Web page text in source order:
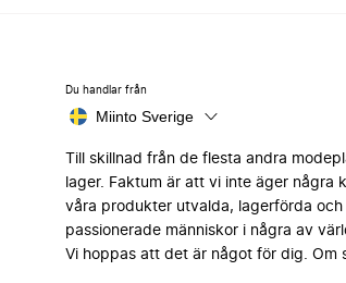
Du handlar från
Miinto Sverige
Till skillnad från de flesta andra
lager. Faktum är att vi inte äger några
våra produkter utvalda, lagerförda
passionerade människor i några av
Vi hoppas att det är något för dig. Om